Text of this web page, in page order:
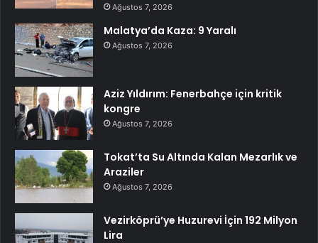
Ağustos 7, 2026
Malatya’da Kaza: 9 Yaralı
Ağustos 7, 2026
Aziz Yıldırım: Fenerbahçe için kritik
kongre
Ağustos 7, 2026
Tokat’ta Su Altında Kalan Mezarlık ve
Araziler
Ağustos 7, 2026
Vezirköprü’ye Huzurevi İçin 192 Milyon
Lira